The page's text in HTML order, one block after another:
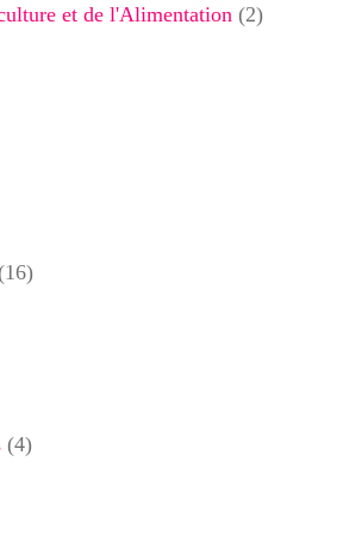
et de l'Alimentation (2)
(4)